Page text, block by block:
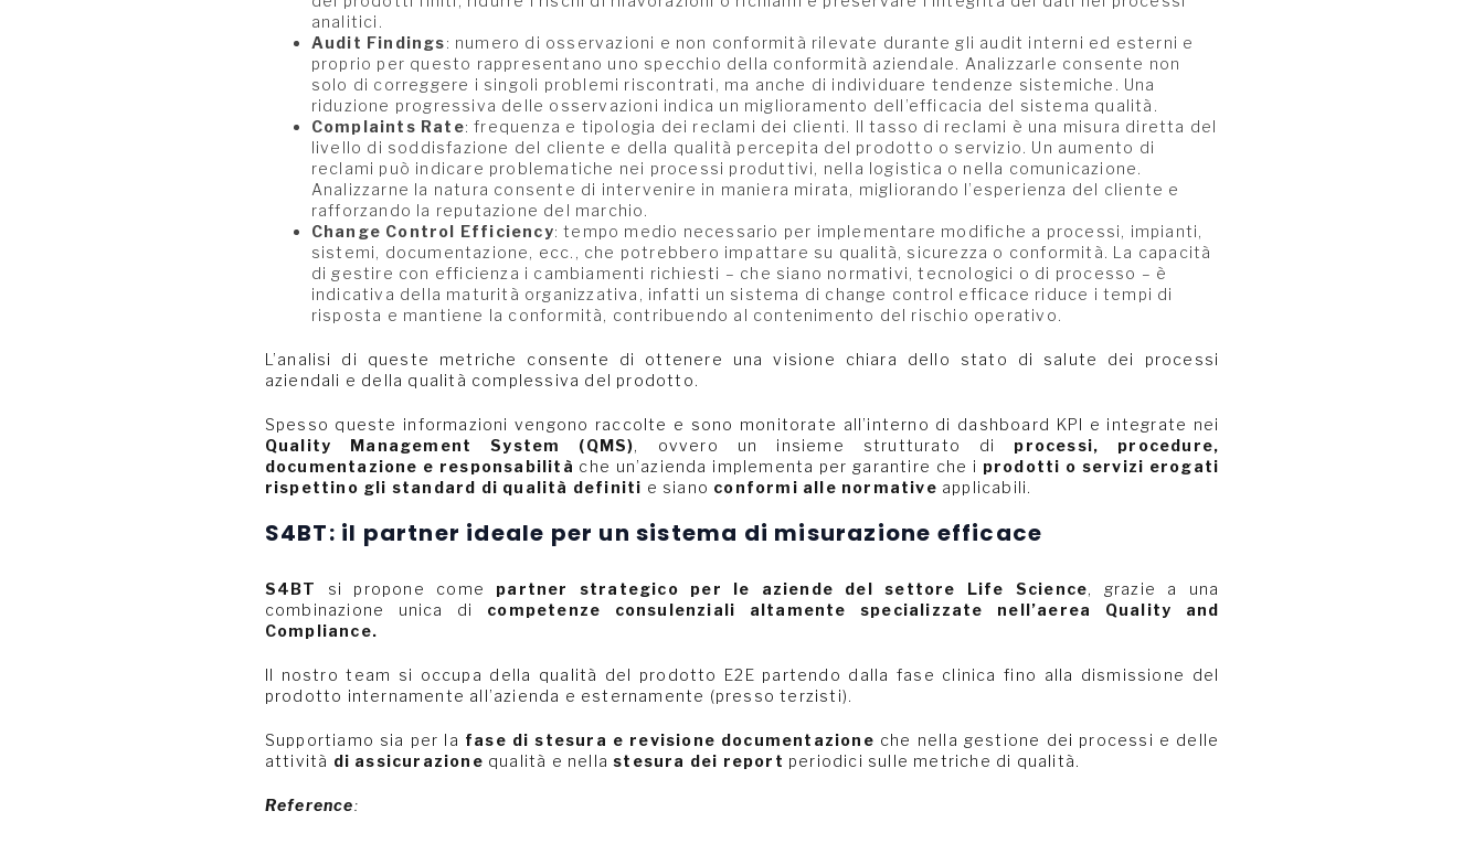
analitici.
Audit Findings: numero di osservazioni e non conformità rilevate durante gli audit interni ed esterni e
proprio per questo rappresentano uno specchio della conformità aziendale. Analizzarle consente non
solo di correggere i singoli problemi riscontrati, ma anche di individuare tendenze sistemiche. Una
riduzione progressiva delle osservazioni indica un miglioramento dell’efficacia del sistema qualità.
Complaints Rate: frequenza e tipologia dei reclami dei clienti. Il tasso di reclami è una misura diretta del
livello di soddisfazione del cliente e della qualità percepita del prodotto o servizio. Un aumento di
reclami può indicare problematiche nei processi produttivi, nella logistica o nella comunicazione.
Analizzarne la natura consente di intervenire in maniera mirata, migliorando l’esperienza del cliente e
rafforzando la reputazione del marchio.
Change Control Efficiency: tempo medio necessario per implementare modifiche a processi, impianti,
sistemi, documentazione, ecc., che potrebbero impattare su qualità, sicurezza o conformità. La capacità
di gestire con efficienza i cambiamenti richiesti – che siano normativi, tecnologici o di processo – è
indicativa della maturità organizzativa, infatti un sistema di change control efficace riduce i tempi di
risposta e mantiene la conformità, contribuendo al contenimento del rischio operativo.
L’analisi di queste metriche consente di ottenere una visione chiara dello stato di salute dei processi
aziendali e della qualità complessiva del prodotto.
Spesso queste informazioni vengono raccolte e sono monitorate all’interno di dashboard KPI e integrate nei
Quality Management System (QMS), ovvero un insieme strutturato di processi, procedure,
documentazione e responsabilità che un’azienda implementa per garantire che i prodotti o servizi erogati
rispettino gli standard di qualità definiti e siano conformi alle normative applicabili.
S4BT: il partner ideale per un sistema di misurazione efficace
S4BT si propone come partner strategico per le aziende del settore Life Science, grazie a una
combinazione unica di competenze consulenziali altamente specializzate nell’aerea Quality and
Compliance.
Il nostro team si occupa della qualità del prodotto E2E partendo dalla fase clinica fino alla dismissione del
prodotto internamente all’azienda e esternamente (presso terzisti).
Supportiamo sia per la fase di stesura e revisione documentazione che nella gestione dei processi e delle
attività di assicurazione qualità e nella stesura dei report periodici sulle metriche di qualità.
Reference: